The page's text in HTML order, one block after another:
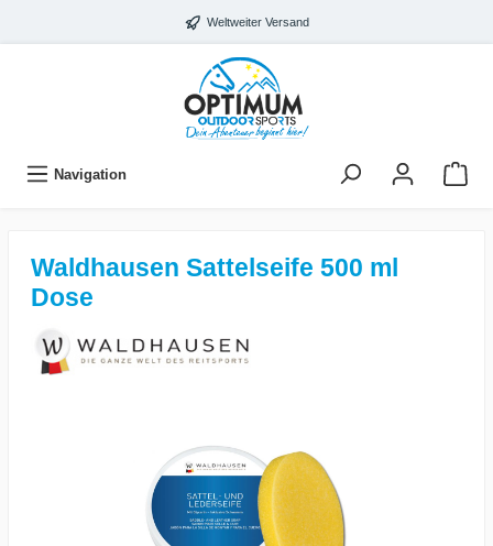
Weltweiter Versand
Navigation
Waldhausen Sattelseife 500 ml
Dose